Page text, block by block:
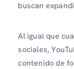
buscan
Al igual que
sociales,
contenido de